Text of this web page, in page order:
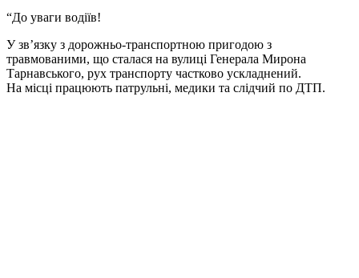
“До уваги водіїв!
У звʼязку з дорожньо-транспортною пригодою з
травмованими, що сталася на вулиці Генерала Мирона
Тарнавського, рух транспорту частково ускладнений.
На місці працюють патрульні, медики та слідчий по ДТП.